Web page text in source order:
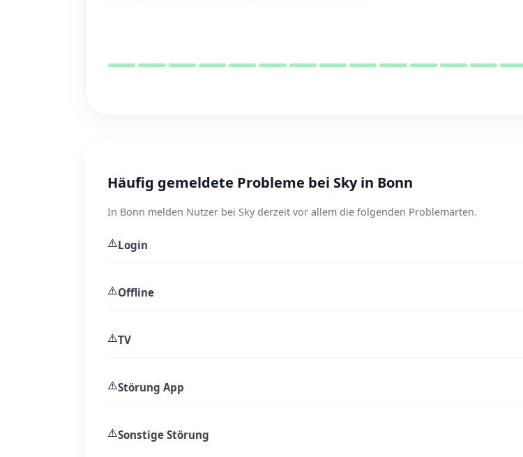
Häufig gemeldete Probleme bei Sky in Bonn
In Bonn melden Nutzer bei Sky derzeit vor allem die folgenden Problemarten.
⚠️Login
⚠️Offline
⚠️TV
⚠️Störung App
⚠️Sonstige Störung